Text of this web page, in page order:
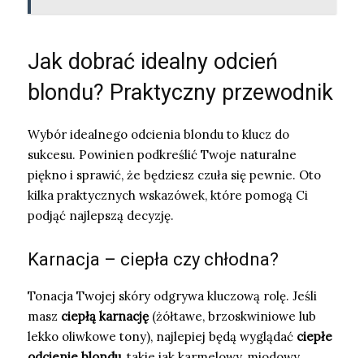
Jak dobrać idealny odcień
blondu? Praktyczny przewodnik
Wybór idealnego odcienia blondu to klucz do
sukcesu. Powinien podkreślić Twoje naturalne
piękno i sprawić, że będziesz czuła się pewnie. Oto
kilka praktycznych wskazówek, które pomogą Ci
podjąć najlepszą decyzję.
Karnacja – ciepła czy chłodna?
Tonacja Twojej skóry odgrywa kluczową rolę. Jeśli
masz ciepłą karnację (żółtawe, brzoskwiniowe lub
lekko oliwkowe tony), najlepiej będą wyglądać ciepłe